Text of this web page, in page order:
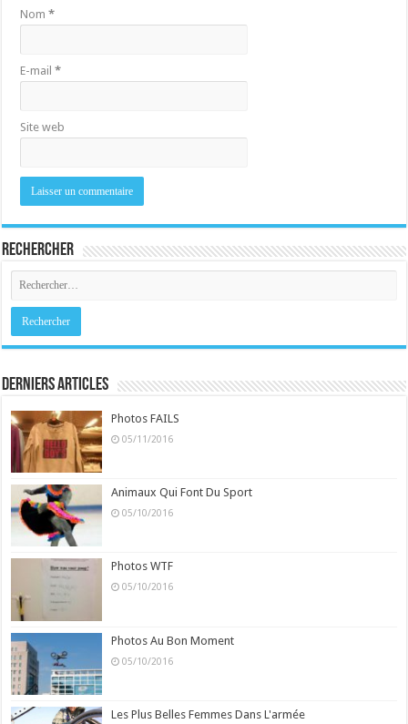
Nom*
E-mail*
Site web
Rechercher
Derniers Articles
Photos FAILS
05/11/2016
Animaux Qui Font Du Sport
05/10/2016
Photos WTF
05/10/2016
Photos Au Bon Moment
05/10/2016
Les Plus Belles Femmes Dans L'armée